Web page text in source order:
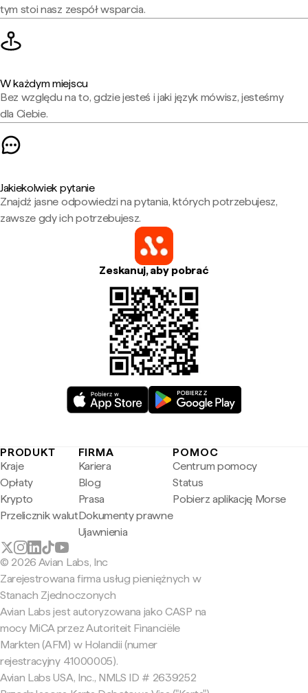
tym stoi nasz zespół wsparcia.
W każdym miejscu
Bez względu na to, gdzie jesteś i jaki język mówisz, jesteśmy
dla Ciebie.
Jakiekolwiek pytanie
Znajdź jasne odpowiedzi na pytania, których potrzebujesz,
zawsze gdy ich potrzebujesz.
Zeskanuj, aby pobrać
PRODUKT
Kraje
Opłaty
Krypto
Przelicznik walut
FIRMA
Kariera
Blog
Prasa
Dokumenty prawne
Ujawnienia
POMOC
Centrum pomocy
Status
Pobierz aplikację Morse
© 2026 Avian Labs, Inc
Zarejestrowana firma usług pieniężnych w
Stanach Zjednoczonych
Avian Labs jest autoryzowana jako CASP na
mocy MiCA przez Autoriteit Financiële
Markten (AFM) w Holandii (numer
rejestracyjny 41000005).
Avian Labs USA, Inc., NMLS ID # 2639252